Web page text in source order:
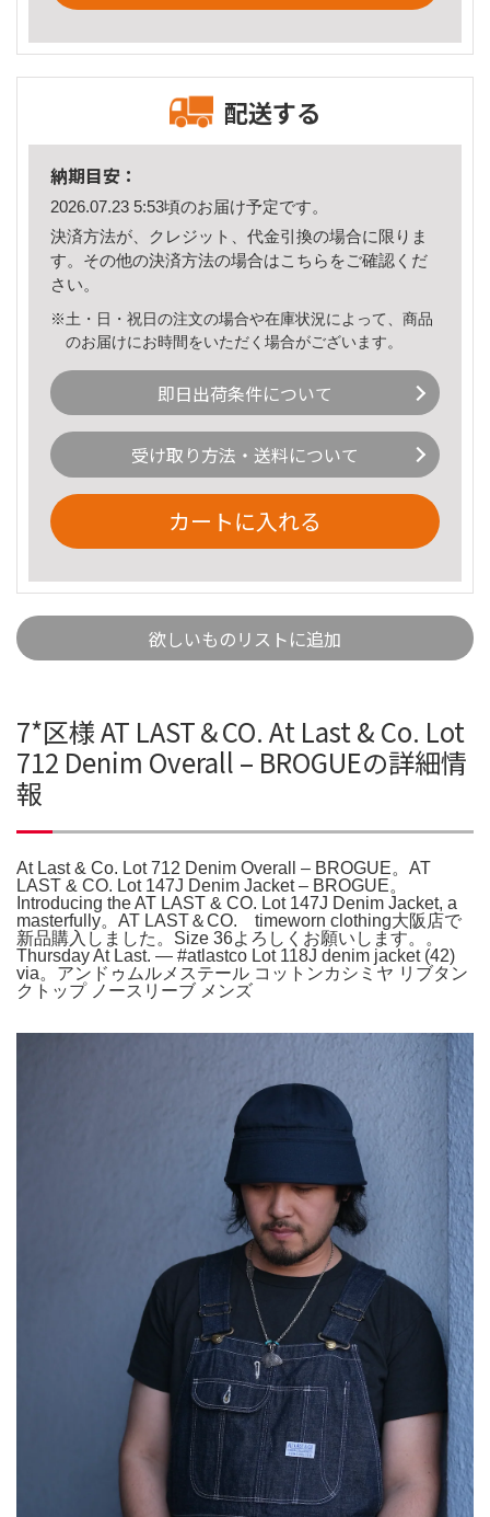
配送する
納期目安：
2026.07.23 5:53頃のお届け予定です。
決済方法が、クレジット、代金引換の場合に限りま
す。その他の決済方法の場合はこちら をご確認くだ
さい。
※土・日・祝日の注文の場合や在庫状況によって、商品
のお届けにお時間をいただく場合がございます。
即日出荷条件について
受け取り方法・送料について
カートに入れる
欲しいものリストに追加
7*区様 AT LAST＆CO. At Last & Co. Lot
712 Denim Overall – BROGUEの詳細情
報
At Last & Co. Lot 712 Denim Overall – BROGUE。AT
LAST & CO. Lot 147J Denim Jacket – BROGUE。
Introducing the AT LAST & CO. Lot 147J Denim Jacket, a
masterfully。AT LAST＆CO. timeworn clothing大阪店で
新品購入しました。Size 36よろしくお願いします。。
Thursday At Last. — #atlastco Lot 118J denim jacket (42)
via。アンドゥムルメステール コットンカシミヤ リブタン
クトップ ノースリーブ メンズ